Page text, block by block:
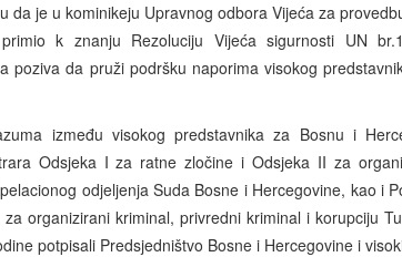
da je u kominikeju Upravnog odbora Vijeća za
k znanju Rezoluciju Vijeća sigurnosti UN
poziva da pruži podršku naporima visokog
između visokog predstavnika za Bosnu i
Odsjeka I za ratne zločine i Odsjeka II za
odjeljenja Suda Bosne i Hercegovine, kao i
organizirani kriminal, privredni kriminal i korupciju
potpisali Predsjedništvo Bosne i Hercegovine i